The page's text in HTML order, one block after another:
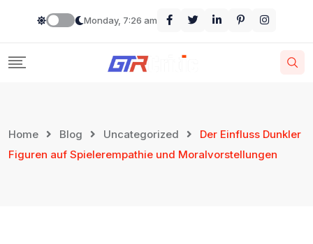
Monday, 7:26 am
Home Blog Uncategorized
Der Einfluss Dunkler
Figuren auf Spielerempathie und Moralvorstellungen